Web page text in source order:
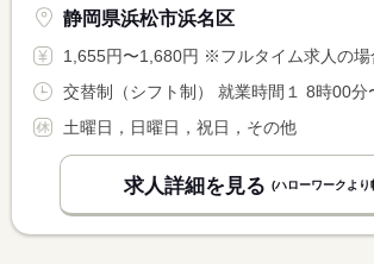
静岡県浜松市浜名区
1,655円〜1,680円 ※フルタイム求人の場合は月額（換算額）、パート求人の場合
土曜日，日曜日，祝日，その他
求人詳細を見る (ハローワークより